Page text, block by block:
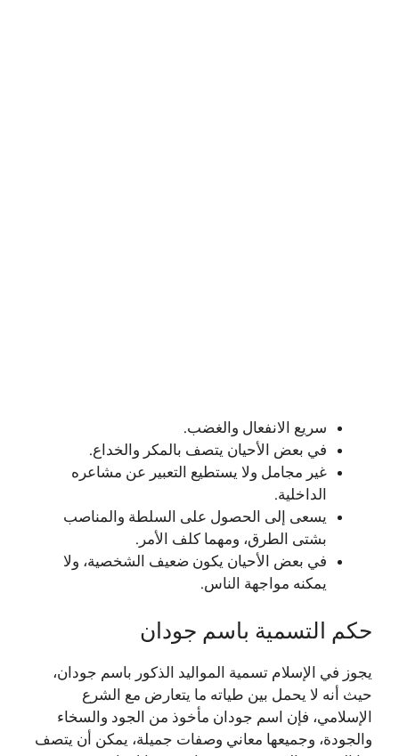
سريع الانفعال والغضب.
في بعض الأحيان يتصف بالمكر والخداع.
غير مجامل ولا يستطيع التعبير عن مشاعره
الداخلية.
يسعى إلى الحصول على السلطة والمناصب
بشتى الطرق، ومهما كلف الأمر.
في بعض الأحيان يكون ضعيف الشخصية، ولا
يمكنه مواجهة الناس.
حكم التسمية باسم جودان
يجوز في الإسلام تسمية المواليد الذكور باسم جودان،
حيث أنه لا يحمل بين طياته ما يتعارض مع الشرع
الإسلامي، فإن اسم جودان مأخوذ من الجود والسخاء
والجودة، وجميعها معاني وصفات جميلة، يمكن أن يتصف